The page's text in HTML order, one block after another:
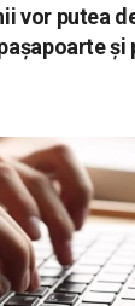
vor putea
şi